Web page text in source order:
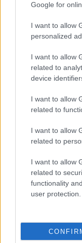
Google for
I want to allow
personalized
I want to allow
related to
device
I want to allow
related to
I want to allow
related to
I want to allow
related to
functionality
user protection.
SALUTE
Allergia al veleno
sintomi e
Camilla Fiore · 7 Ago 2026
LIFESTYLE